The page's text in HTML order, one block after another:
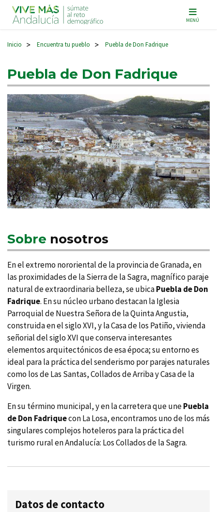
Navegación principal MENÚ
Inicio > Encuentra tu pueblo > Puebla de Don Fadrique
Puebla de Don Fadrique
Sobre nosotros
En el extremo nororiental de la provincia de Granada, en
las proximidades de la Sierra de la Sagra, magní­fico paraje
natural de extraordinaria belleza, se ubicaPuebla de Don
Fadrique. En su núcleo urbano destacan la Iglesia
Parroquial de Nuestra Señora de la Quinta Angustia,
construida en el siglo XVI, y la Casa de los Patiño, vivienda
señorial del siglo XVI que conserva interesantes
elementos arquitectónicos de esa época; su entorno es
ideal para la práctica del senderismo por parajes naturales
como los de Las Santas, Collados de Arriba y Casa de la
Virgen.
En su término municipal, y en la carretera que unePuebla
de Don Fadriquecon La Losa, encontramos uno de los más
singulares complejos hoteleros para la práctica del
turismo rural en Andalucí­a: Los Collados de la Sagra.
Datos de contacto